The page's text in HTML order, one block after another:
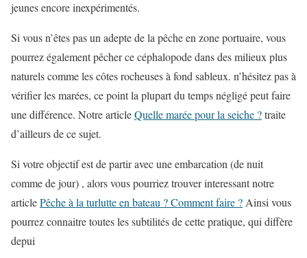
jeunes encore inexpérimentés.
Si vous n’êtes pas un adepte de la pêche en zone portuaire, vous
pourrez également pêcher ce céphalopode dans des milieux plus
naturels comme les côtes rocheuses à fond sableux. n’hésitez pas à
vérifier les marées, ce point la plupart du temps négligé peut faire
une différence. Notre articleQuelle marée pour la seiche ?traite
d’ailleurs de ce sujet.
Si votre objectif est de partir avec une embarcation (de nuit
comme de jour) , alors vous pourriez trouver interessant notre
articlePêche à la turlutte en bateau ? Comment faire ? Ainsi vous
pourrez connaitre toutes les subtilités de cette pratique, qui diffère
depui